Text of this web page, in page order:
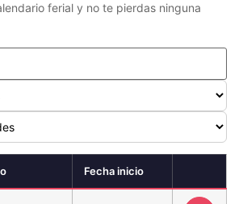
ferial y no te pierdas ninguna
Fecha inicio